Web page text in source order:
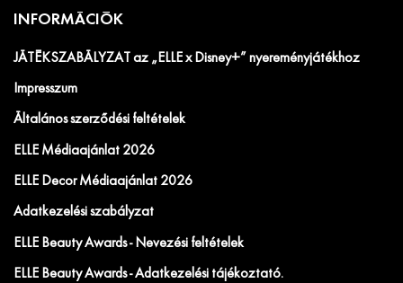
INFORMÁCIÓK
JÁTÉKSZABÁLYZAT az „ELLE x Disney+” nyereményjátékhoz
Impresszum
Általános szerződési feltételek
ELLE Médiaajánlat 2026
ELLE Decor Médiaajánlat 2026
Adatkezelési szabályzat
ELLE Beauty Awards - Nevezési feltételek
ELLE Beauty Awards - Adatkezelési tájékoztató.